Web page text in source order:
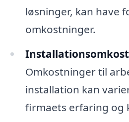
løsninger, kan have
omkostninger.
Omkostninger til
installation kan
firmaets erfaring og